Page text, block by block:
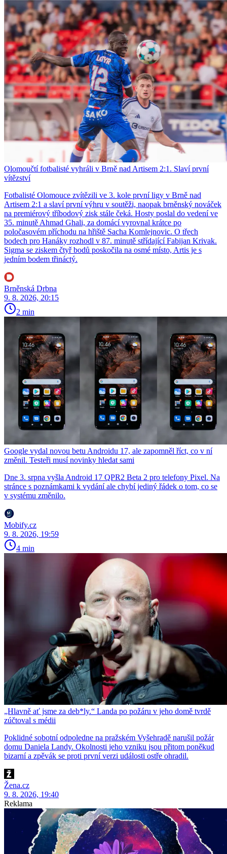
Olomoučtí fotbalisté vyhráli v Brně nad Artisem 2:1. Slaví první
vítězství
Fotbalisté Olomouce zvítězili ve 3. kole první ligy v Brně nad
Artisem 2:1 a slaví první výhru v soutěži, naopak brněnský nováček
na premiérový tříbodový zisk stále čeká. Hosty poslal do vedení ve
35. minutě Ahmad Ghali, za domácí vyrovnal krátce po
poločasovém příchodu na hřiště Sacha Komlejnovic. O třech
bodech pro Hanáky rozhodl v 87. minutě střídající Fabijan Krivak.
Sigma se ziskem čtyř bodů poskočila na osmé místo, Artis je s
jedním bodem třináctý.
Brněnská Drbna
9. 8. 2026, 20:15
2 min
Google vydal novou betu Androidu 17, ale zapomněl říct, co v ní
změnil. Testeři musí novinky hledat sami
Dne 3. srpna vyšla Android 17 QPR2 Beta 2 pro telefony Pixel. Na
stránce s poznámkami k vydání ale chybí jediný řádek o tom, co se
v systému změnilo.
Mobify.cz
9. 8. 2026, 19:59
4 min
„Hlavně ať jsme za deb*ly.“ Landa po požáru v jeho domě tvrdě
zúčtoval s médii
Poklidné sobotní odpoledne na pražském Vyšehradě narušil požár
domu Daniela Landy. Okolnosti jeho vzniku jsou přitom poněkud
bizarní a zpěvák se proti první verzi události ostře ohradil.
Žena.cz
9. 8. 2026, 19:40
Reklama